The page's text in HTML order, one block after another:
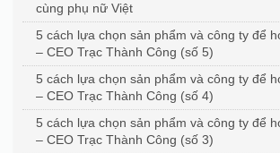
cùng phụ nữ Việt
5 cách lựa chọn sản phẩm và công ty để
– CEO Trạc Thành Công (số 5)
5 cách lựa chọn sản phẩm và công ty để
– CEO Trạc Thành Công (số 4)
5 cách lựa chọn sản phẩm và công ty để
– CEO Trạc Thành Công (số 3)